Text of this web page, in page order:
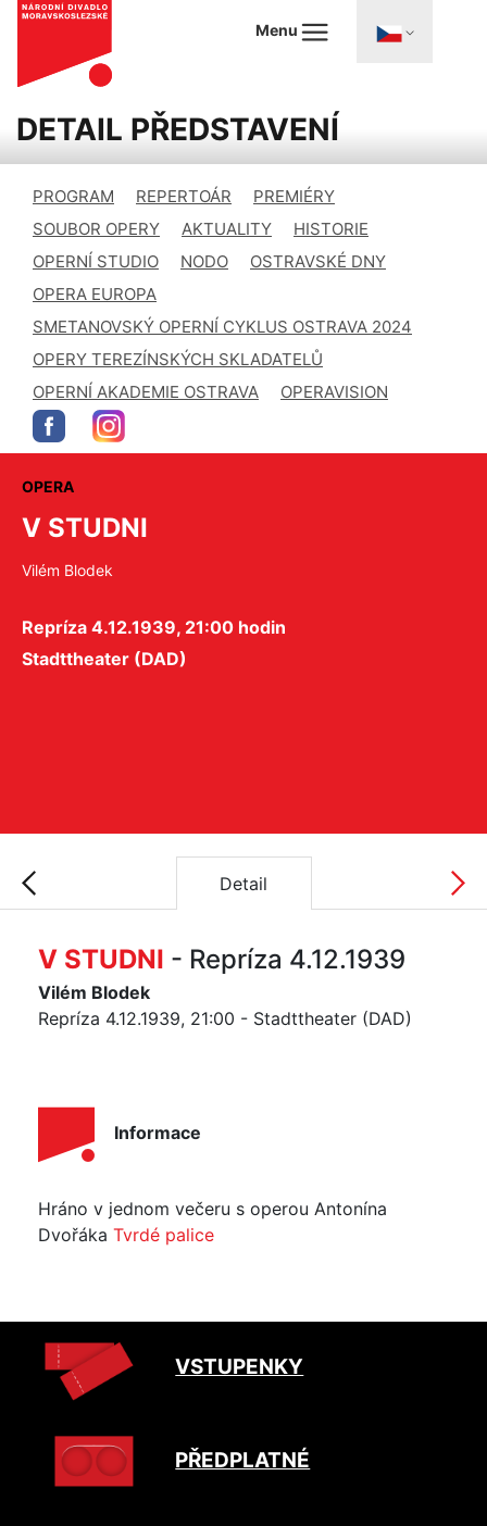
Menu
DETAIL PŘEDSTAVENÍ
PROGRAM REPERTOÁR
PREMIÉRY
SOUBOR OPERY
AKTUALITY
HISTORIE
OPERNÍ STUDIO
NODO
OSTRAVSKÉ DNY
OPERA EUROPA
SMETANOVSKÝ OPERNÍ CYKLUS OSTRAVA 2024
OPERY TEREZÍNSKÝCH SKLADATELŮ
OPERNÍ AKADEMIE OSTRAVA
OPERAVISION
OPERA
V STUDNI
Vilém Blodek
Repríza 4.12.1939, 21:00 hodin
Stadttheater (DAD)
Detail
V STUDNI - Repríza 4.12.1939
Vilém Blodek
Repríza 4.12.1939, 21:00 - Stadttheater (DAD)
Informace
Hráno v jednom večeru s operou Antonína
Dvořáka Tvrdé palice
VSTUPENKY
PŘEDPLATNÉ